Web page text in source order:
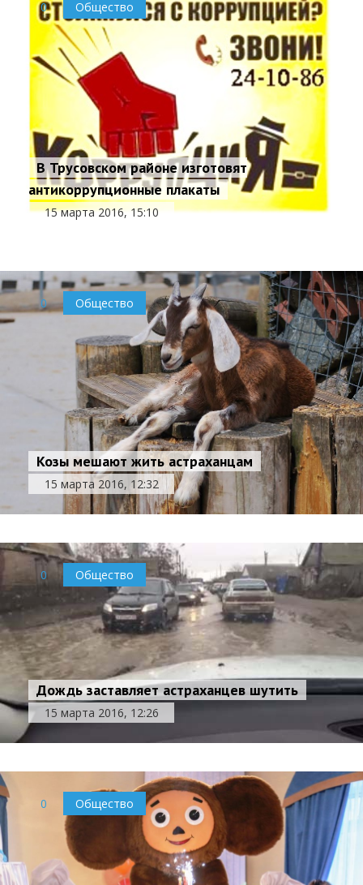
0 Общество
В Трусовском районе изготовят
антикоррупционные плакаты
15 марта 2016, 15:10
0 Общество
Козы мешают жить астраханцам
15 марта 2016, 12:32
0 Общество
Дождь заставляет астраханцев шутить
15 марта 2016, 12:26
0 Общество